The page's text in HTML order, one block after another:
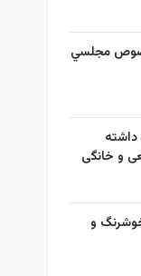
مجلسي
و خانگی
و